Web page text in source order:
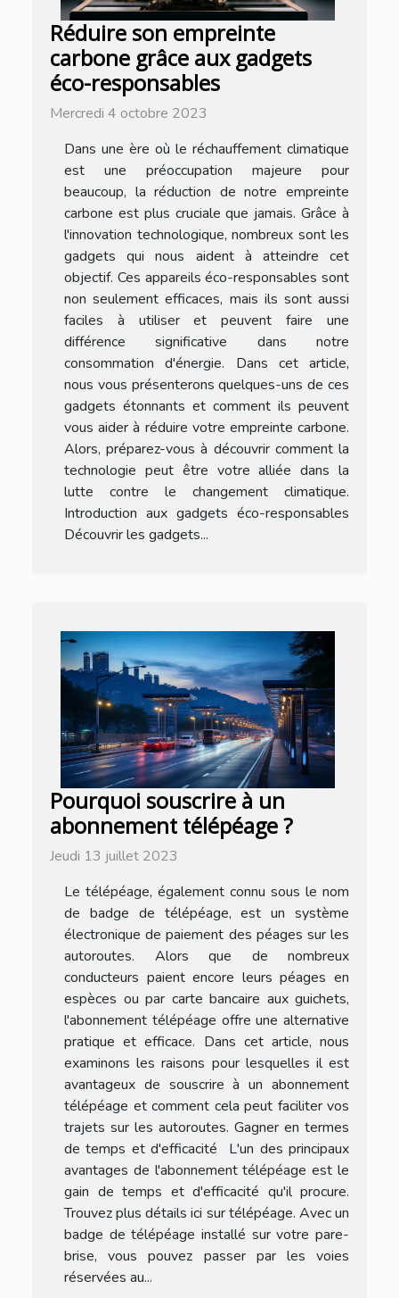
Réduire son empreinte
carbone grâce aux gadgets
éco-responsables
Mercredi 4 octobre 2023
Dans une ère où le réchauffement climatique
est une préoccupation majeure pour
beaucoup, la réduction de notre empreinte
carbone est plus cruciale que jamais. Grâce à
l'innovation technologique, nombreux sont les
gadgets qui nous aident à atteindre cet
objectif. Ces appareils éco-responsables sont
non seulement efficaces, mais ils sont aussi
faciles à utiliser et peuvent faire une
différence significative dans notre
consommation d'énergie. Dans cet article,
nous vous présenterons quelques-uns de ces
gadgets étonnants et comment ils peuvent
vous aider à réduire votre empreinte carbone.
Alors, préparez-vous à découvrir comment la
technologie peut être votre alliée dans la
lutte contre le changement climatique.
Introduction aux gadgets éco-responsables
Découvrir les gadgets...
Pourquoi souscrire à un
abonnement télépéage ?
Jeudi 13 juillet 2023
Le télépéage, également connu sous le nom
de badge de télépéage, est un système
électronique de paiement des péages sur les
autoroutes. Alors que de nombreux
conducteurs paient encore leurs péages en
espèces ou par carte bancaire aux guichets,
l'abonnement télépéage offre une alternative
pratique et efficace. Dans cet article, nous
examinons les raisons pour lesquelles il est
avantageux de souscrire à un abonnement
télépéage et comment cela peut faciliter vos
trajets sur les autoroutes. Gagner en termes
de temps et d'efficacité L'un des principaux
avantages de l'abonnement télépéage est le
gain de temps et d'efficacité qu'il procure.
Trouvez plus détails ici sur télépéage. Avec un
badge de télépéage installé sur votre pare-
brise, vous pouvez passer par les voies
réservées au...